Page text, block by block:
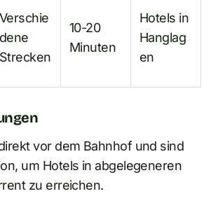
Verschie
dene
Strecken
10-20
Minuten
Hotels in
Hanglag
en
vor dem Bahnhof und sind
um Hotels in abgelegeneren
zu erreichen.